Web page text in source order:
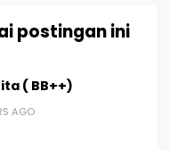
postingan ini
( BB++)
AGO